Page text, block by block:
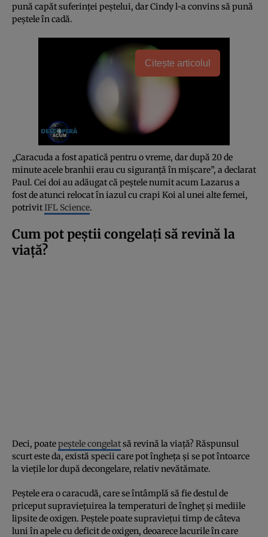
pună capăt suferinței peștelui, dar Cindy l-a convins să pună
peștele în cadă.
Citește articolul
„Caracuda a fost apatică pentru o vreme, dar după 20 de
minute acele branhii erau cu siguranță în mișcare”, a declarat
Paul. Cei doi au adăugat că peștele numit acum Lazarus a
fost de atunci relocat în iazul cu crapi Koi al unei alte femei,
potrivitIFL Science.
Cum pot peștii congelați să revină la
viață?
Deci, poatepeștele congelatsă revină la viață? Răspunsul
scurt este da, există specii care pot îngheța și se pot întoarce
la viețile lor după decongelare, relativ nevătămate.
Peștele era o caracudă, care se întâmplă să fie destul de
priceput supraviețuirea la temperaturi de îngheț și mediile
lipsite de oxigen. Peștele poate supraviețui timp de câteva
luni în apele cu deficit de oxigen, deoarece lacurile în care